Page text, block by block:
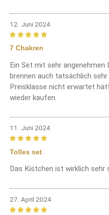
12. Juni 2024
Bewertung mit 5 von 5 Sternen
7 Chakren
Ein Set mit sehr
brennen auch tatsächlich
Preisklasse nicht erwartet
wieder kaufen.
11. Juni 2024
Bewertung mit 5 von 5 Sternen
Tolles set
Das Kistchen ist wirklich sehr
27. April 2024